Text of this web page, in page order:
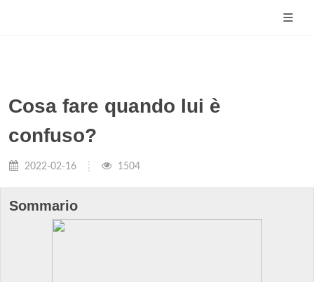
Cosa fare quando lui è
confuso?
2022-02-16 1504
Sommario